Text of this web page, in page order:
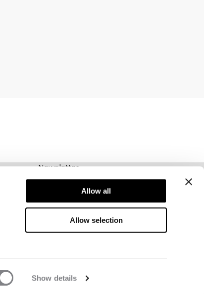
Show details
Allow all
Allow selection
Newsletter
Schrijf je voor onze nieuwsbrief! Ontvang
exclusieve aanbiedingen, ons laatste nieuws en
nog veel meer.